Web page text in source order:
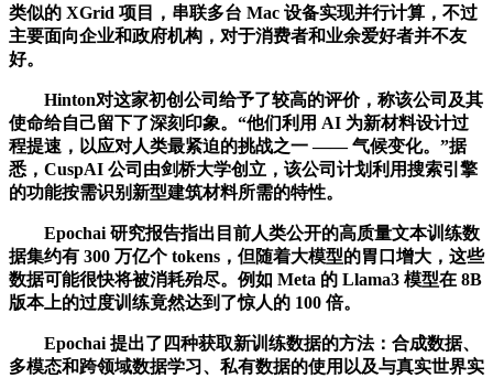
类似的 XGrid 项目，串联多台 Mac 设备实现并行计算，不过
主要面向企业和政府机构，对于消费者和业余爱好者并不友
好。
Hinton对这家初创公司给予了较高的评价，称该公司及其
使命给自己留下了深刻印象。“他们利用 AI 为新材料设计过
程提速，以应对人类最紧迫的挑战之一 —— 气候变化。”据
悉，CuspAI 公司由剑桥大学创立，该公司计划利用搜索引擎
的功能按需识别新型建筑材料所需的特性。
Epochai 研究报告指出目前人类公开的高质量文本训练数
据集约有 300 万亿个 tokens，但随着大模型的胃口增大，这些
数据可能很快将被消耗殆尽。例如 Meta 的 Llama3 模型在 8B
版本上的过度训练竟然达到了惊人的 100 倍。
Epochai 提出了四种获取新训练数据的方法：合成数据、
多模态和跨领域数据学习、私有数据的使用以及与真实世界实